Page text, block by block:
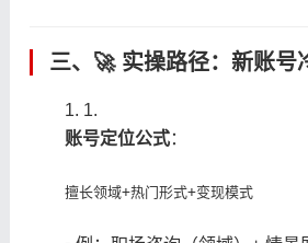
三、🚀 ​ 实操路径：新账号
1.
​账号定位公式​​：
擅长领域+热门形式+变现模式